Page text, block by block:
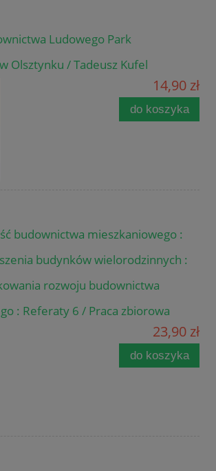
Ludowego Park
Olsztynku / Tadeusz Kufel
14,90 zł
do koszyka
budownictwa mieszkaniowego :
budynków wielorodzinnych :
rozwoju budownictwa
: Referaty 6 / Praca zbiorowa
23,90 zł
do koszyka